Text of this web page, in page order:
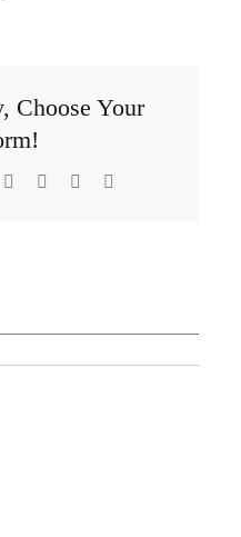
Choose Your
TumblrPinterest